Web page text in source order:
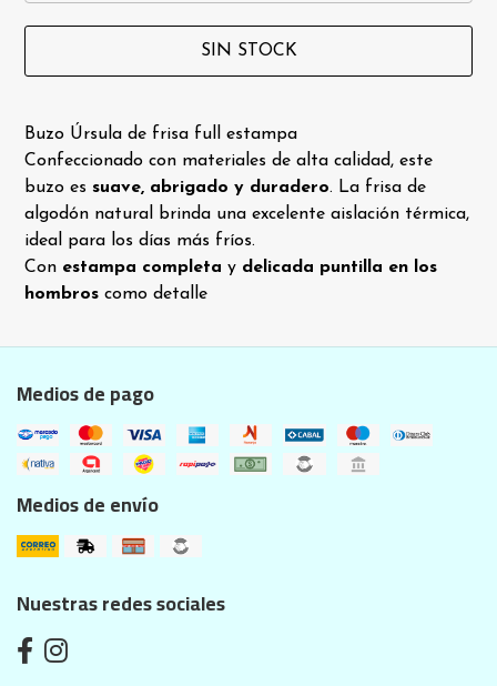
SIN STOCK
Buzo Úrsula de frisa full estampa
Confeccionado con materiales de alta calidad, este
buzo essuave, abrigado y duradero. La frisa de
algodón natural brinda una excelente aislación térmica,
ideal para los días más fríos.
Con estampa completa y delicada puntilla en los
hombros como detalle
Medios de pago
Medios de envío
Nuestras redes sociales